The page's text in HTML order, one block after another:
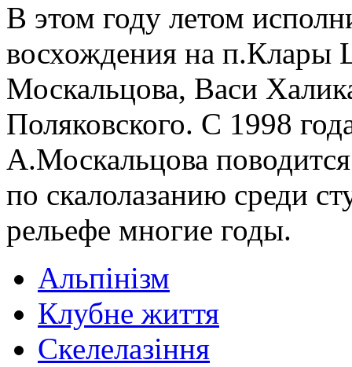
В этом году летом
восхождения на
Москальцова, Васи
Поляковского. С 1998
А.Москальцова
по скалолазанию среди
рельефе многие годы.
Альпінізм
Клубне життя
Скелелазіння